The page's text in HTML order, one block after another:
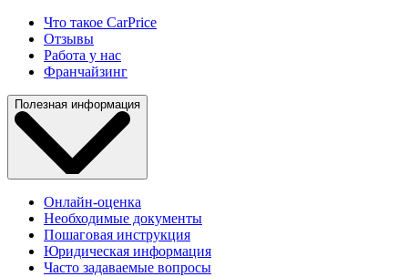
Что такое CarPrice
Отзывы
Работа у нас
Франчайзинг
Полезная информация
Онлайн-оценка
Необходимые документы
Пошаговая инструкция
Юридическая информация
Часто задаваемые вопросы